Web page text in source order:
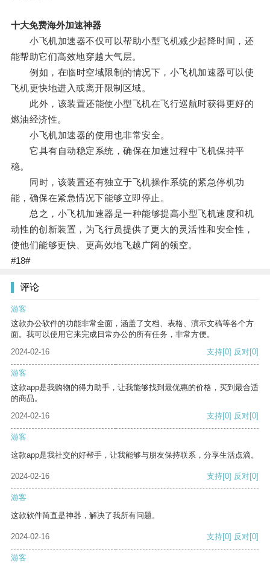
十大免费海外加速神器
小飞机加速器不仅可以帮助小型飞机减少起降时间，还
能帮助它们高效地穿越大气层。
例如，在临时空域限制的情况下，小飞机加速器可以使
飞机更快地进入或离开限制区域。
此外，该装置还能使小型飞机在飞行巡航时获得更好的
燃油经济性。
小飞机加速器的使用也非常安全。
它具有自动稳定系统，确保在加速过程中飞机保持平
稳。
同时，该装置还有独立于飞机操作系统的紧急停机功
能，确保在紧急情况下能够立即停止。
总之，小飞机加速器是一种能够提高小型飞机速度和机
动性的创新装置，为飞行员提供了更大的灵活性和安全性，
使他们能够更快、更高效地飞越广阔的领空。
#18#
评论
游客
这款办公软件的功能非常全面，涵盖了文档、表格、演示文稿等各个方
面。我可以使用它来完成日常办公的所有任务，非常方便。
2024-02-16
支持[0] 反对[0]
游客
这款app是我购物的得力助手，让我能够找到最优惠的价格，买到最合适
的商品。
2024-02-16
支持[0] 反对[0]
游客
这款app是我社交的好帮手，让我能够与朋友保持联系，分享生活点滴。
2024-02-16 支持[0] 反对[0]
游客
这款软件简直是神器，解决了我所有问题。
2024-02-16 支持[0] 反对[0]
游客